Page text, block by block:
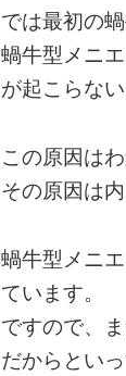
では最初の
蝸牛型メニ
が起こらな
この原因は
その原因は
蝸牛型メニ
ています。
ですので、
だからとい